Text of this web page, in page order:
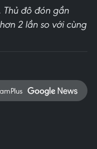
Thủ đô đón gần
2 lần so với cùng